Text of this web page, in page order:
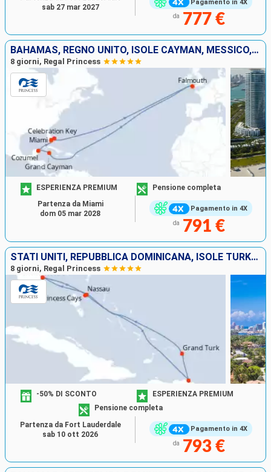
Pagamento in 4X
da 777 €
sab 27 mar 2027
BAHAMAS, REGNO UNITO, ISOLE CAYMAN, MESSICO, STATI UNITI
8 giorni, Regal Princess
Pagamento in 4X
ESPERIENZA PREMIUM Pensione completa
da 791 €
Partenza da Miami
dom 05 mar 2028
STATI UNITI, REPUBBLICA DOMINICANA, ISOLE TURKS E CAICOS, BAHAMAS
8 giorni, Regal Princess
Pagamento in 4X
-50% DI SCONTO
ESPERIENZA PREMIUM
Pensione completa
da 793 €
Partenza da Fort Lauderdale
sab 10 ott 2026